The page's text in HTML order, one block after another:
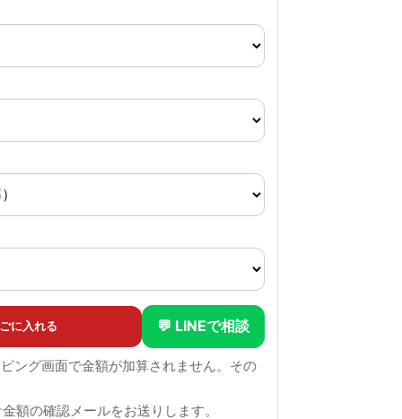
に入れる 💬 LINEで相談
ング画面で金額が加算されません。その
額の確認メールをお送りします。